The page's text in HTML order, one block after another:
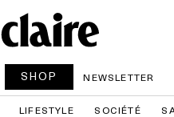
SHOP NEWSLETTER
LIFESTYLE SOCIÉTÉ